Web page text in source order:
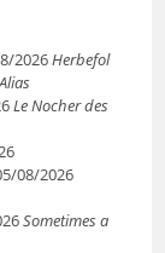
2026Herbefol
Alias
Le Nocher des
08/2026
Sometimes a